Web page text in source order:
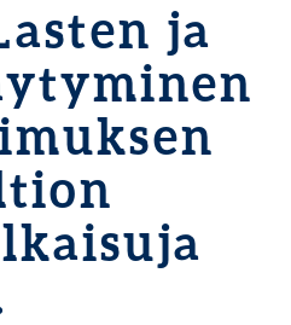
ja